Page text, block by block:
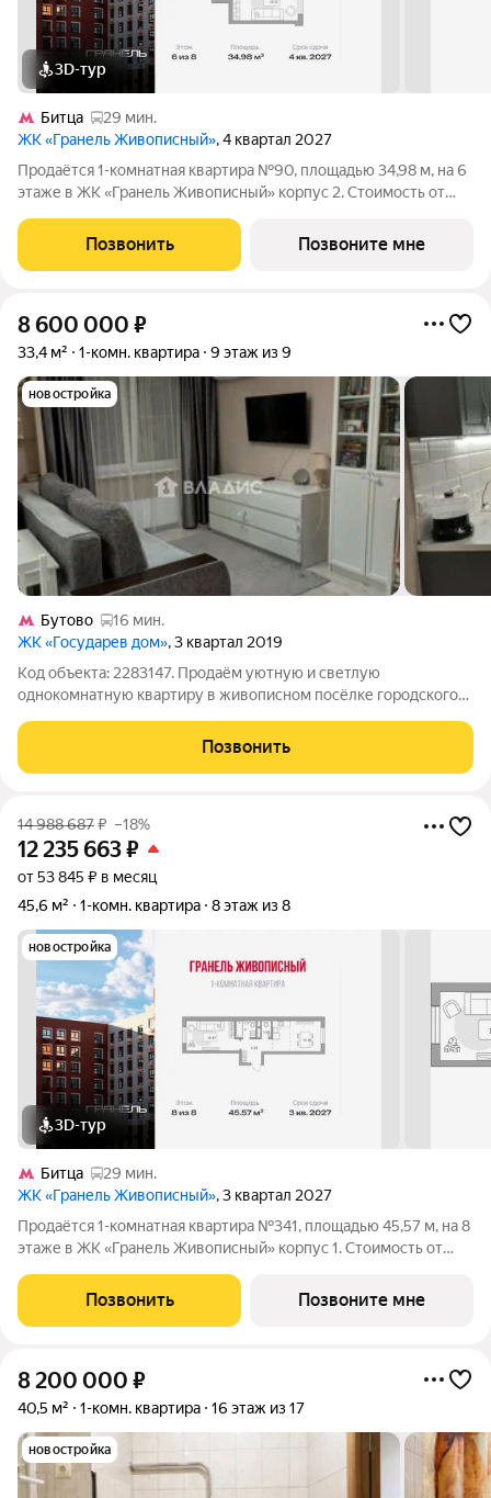
3D-тур
Битца
29 мин.
ЖК «Гранель Живописный», 4 квартал 2027
Продаётся 1-комнатная квартира №90, площадью 34,98 м, на 6
этаже в ЖК «Гранель Живописный» корпус 2. Стоимость от
односторонняя, окна на улицу. Для ценителей природы и
красоты всего в 3,6 км от МКАД в
Позвонить Позвоните мне
8 600 000 ₽
33,4 м² 1-комн. квартира 9 этаж из 9
новостройка
Бутово
16 мин.
ЖК «Государев дом», 3 квартал 2019
Код объекта: 2283147. Продаём уютную и светлую
однокомнатную квартиру в живописном посёлке городского
вариант для молодых специалистов или студентов, которые
ценят комфорт и удобство. Квартира
Позвонить
14 988 687₽ –18%
12 235 663₽
от 53 845 ₽ в месяц
45,6 м²
1-комн. квартира 8 этаж из 8
новостройка
3D-тур
Битца
29 мин.
ЖК «Гранель Живописный», 3 квартал 2027
Продаётся 1-комнатная квартира №341, площадью 45,57 м, на 8
этаже в ЖК «Гранель Живописный» корпус 1. Стоимость от
окна во двор. Для ценителей природы и красоты всего в 3,6 км
от МКАД в
Позвонить Позвоните мне
8 200 000 ₽
40,5 м² 1-комн. квартира 16 этаж из 17
новостройка